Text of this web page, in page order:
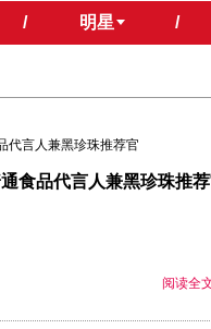
/ 明星 /
食品代言人兼黑珍珠推
阅读全